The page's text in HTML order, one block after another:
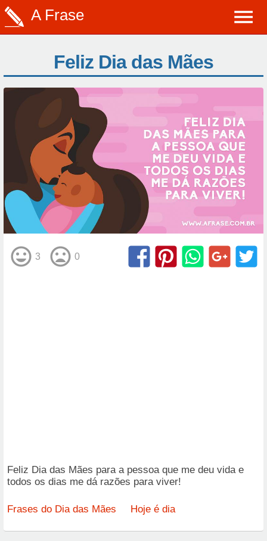
A Frase
Feliz Dia das Mães
3 0
Feliz Dia das Mães para a pessoa que me deu vida e
todos os dias me dá razões para viver!
Frases do Dia das Mães Hoje é dia